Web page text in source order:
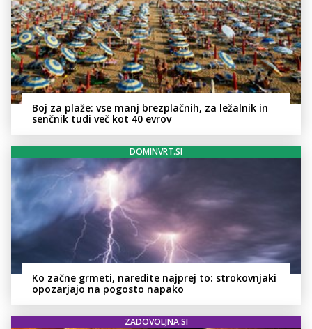
Boj za plaže: vse manj brezplačnih, za ležalnik in
senčnik tudi več kot 40 evrov
DOMINVRT.SI
Ko začne grmeti, naredite najprej to: strokovnjaki
opozarjajo na pogosto napako
ZADOVOLJNA.SI